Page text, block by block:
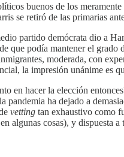
buenos de los
se retiró de las primarias
partido demócrata dio a
que podía mantener el
moderada, con
la impresión unánime es
en hacer la elección
pandemia ha dejado a
vetting tan exhaustivo como
algunas cosas), y dispuesta a